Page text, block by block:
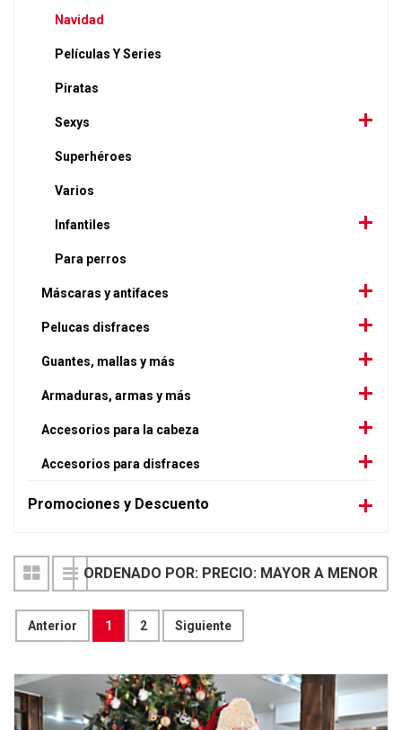
Navidad
Películas Y Series
Piratas
Sexys
Superhéroes
Varios
Infantiles
Para perros
Máscaras y antifaces
Pelucas disfraces
Guantes, mallas y más
Armaduras, armas y más
Accesorios para la cabeza
Accesorios para disfraces
Promociones y Descuento
Anterior 1 2 Siguiente
ORDENADO POR: PRECIO: MAYOR A MENOR